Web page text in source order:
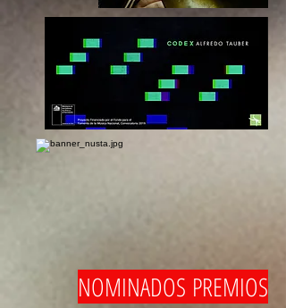
NOMINADOS PREMIOS